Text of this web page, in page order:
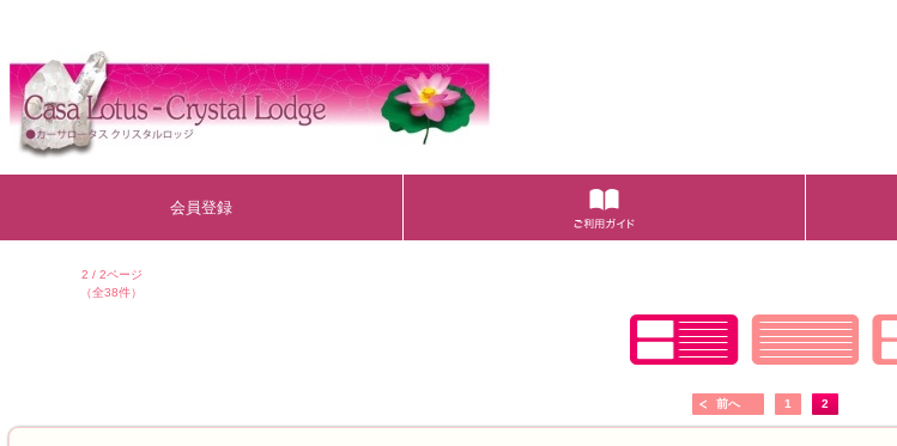
会員登録
2 / 2ページ
（全38件）
前へ 1 2